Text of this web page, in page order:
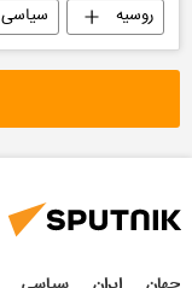
روسیه سیاسی